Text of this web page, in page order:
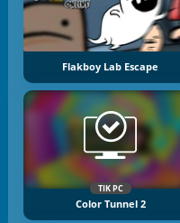
Flakboy Lab Escape
TIK PC
Color Tunnel 2